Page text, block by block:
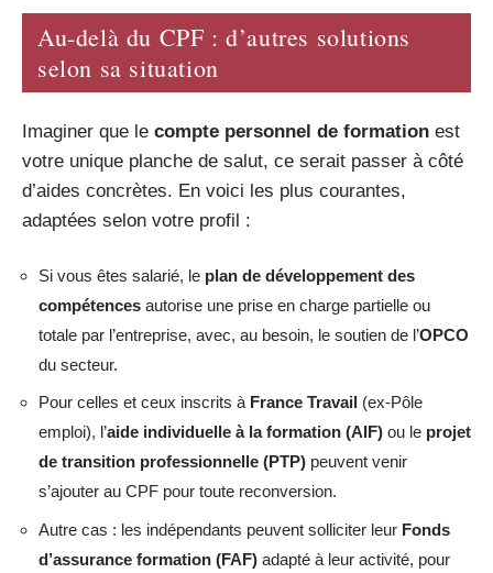
Au-delà du CPF : d’autres solutions
selon sa situation
Imaginer que le compte personnel de formation est
votre unique planche de salut, ce serait passer à côté
d’aides concrètes. En voici les plus courantes,
adaptées selon votre profil :
Si vous êtes salarié, le plan de développement des
compétences autorise une prise en charge partielle ou
totale par l’entreprise, avec, au besoin, le soutien de l’OPCO
du secteur.
Pour celles et ceux inscrits à France Travail (ex-Pôle
emploi), l’aide individuelle à la formation (AIF) ou le projet
de transition professionnelle (PTP) peuvent venir
s’ajouter au CPF pour toute reconversion.
Autre cas : les indépendants peuvent solliciter leur Fonds
d’assurance formation (FAF) adapté à leur activité, pour